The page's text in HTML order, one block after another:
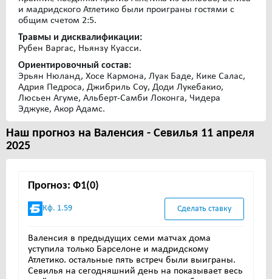
и мадридского Атлетико были проиграны гостями с
общим счетом 2:5.
Травмы и дисквалификации:
Рубен Варгас, Ньянзу Куасси.
Ориентировочный состав:
Эрьян Нюланд, Хосе Кармона, Луак Баде, Кике Салас,
Адрия Педроса, Джибриль Соу, Доди Лукебакио,
Люсьен Агуме, Альберт-Самби Локонга, Чидера
Эджуке, Акор Адамс.
Наш прогноз на Валенсия - Cевилья 11 апреля
2025
Прогноз: Ф1(0)
Кф. 1.59 Сделать ставку
Валенсия в предыдущих семи матчах дома
уступила только Барселоне и мадридскому
Атлетико. остальные пять встреч были выиграны.
Севилья на сегодняшний день на показывает весь